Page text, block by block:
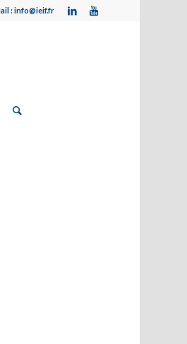
: info@ieif.fr